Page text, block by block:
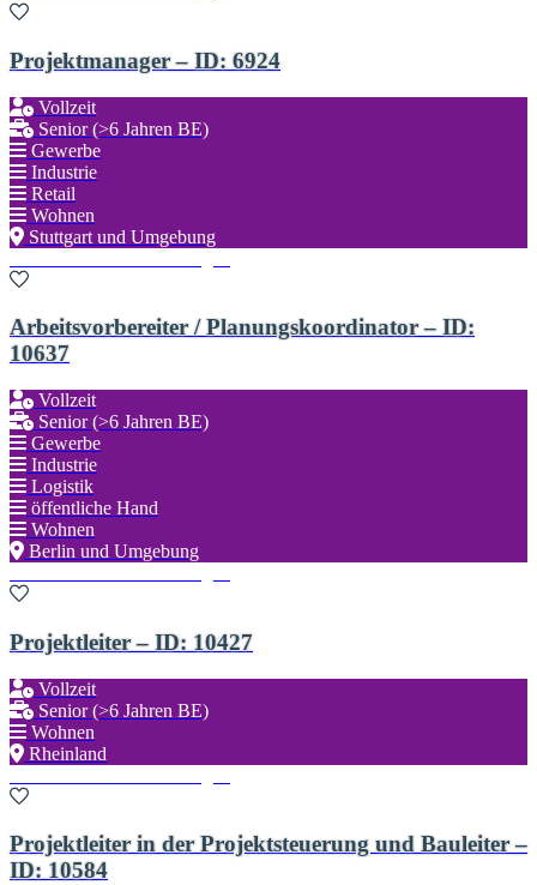
Projektmanager – ID: 6924
Vollzeit
Senior (>6 Jahren BE)
Gewerbe
Industrie
Retail
Wohnen
Stuttgart und Umgebung
Arbeitsvorbereiter / Planungskoordinator – ID:
10637
Vollzeit
Senior (>6 Jahren BE)
Gewerbe
Industrie
Logistik
öffentliche Hand
Wohnen
Berlin und Umgebung
Projektleiter – ID: 10427
Vollzeit
Senior (>6 Jahren BE)
Wohnen
Rheinland
Projektleiter in der Projektsteuerung und Bauleiter –
ID: 10584